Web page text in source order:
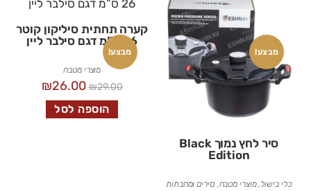
מבצע!
סיר לחץ נמוך Black
Edition
כלי בישול ,מוצרי מטבח ,סירים ומחבתות
מבצע!
קערה תחתית סיליקון קוטר
26 ס”מ דגם סילבר ליין
מוצרי מטבח
₪29.00
₪26.00
הוספה לסל